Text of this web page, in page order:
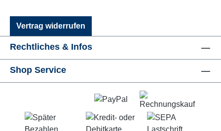
Vertrag widerrufen
Rechtliches & Infos
Shop Service